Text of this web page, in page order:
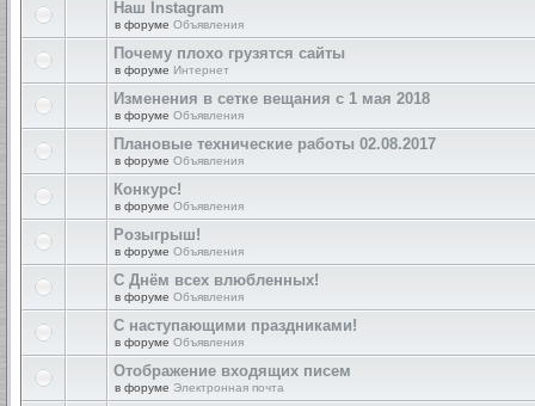
Наш Instagram
в форуме Объявления
Почему плохо грузятся сайты
в форуме Интернет
Изменения в сетке вещания с 1 мая 2018
в форуме Объявления
Плановые технические работы 02.08.2017
в форуме Объявления
Конкурс!
в форуме Объявления
Розыгрыш!
в форуме Объявления
С Днём всех влюбленных!
в форуме Объявления
С наступающими праздниками!
в форуме Объявления
Отображение входящих писем
в форуме Электронная почта